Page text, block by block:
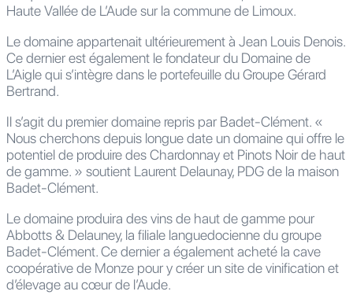
Haute Vallée de L’Aude sur la commune de Limoux.
Le domaine appartenait ultérieurement à Jean Louis Denois.
Ce dernier est également le fondateur du Domaine de
L’Aigle qui s’intègre dans le portefeuille du Groupe Gérard
Bertrand.
Il s’agit du premier domaine repris par Badet-Clément. «
Nous cherchons depuis longue date un domaine qui offre le
potentiel de produire des Chardonnay et Pinots Noir de haut
de gamme. » soutient Laurent Delaunay, PDG de la maison
Badet-Clément.
Le domaine produira des vins de haut de gamme pour
Abbotts & Delauney, la filiale languedocienne du groupe
Badet-Clément. Ce dernier a également acheté la cave
coopérative de Monze pour y créer un site de vinification et
d’élevage au cœur de l’Aude.